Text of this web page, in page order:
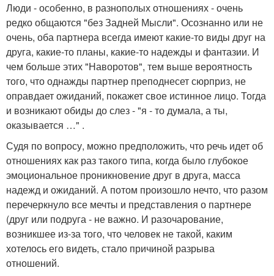
Люди - особенно, в разнополых отношениях - очень
редко общаются "без Задней Мысли". Осознанно или не
очень, оба партнера всегда имеют какие-то виды друг на
друга, какие-то планы, какие-то надежды и фантазии. И
чем больше этих "Наворотов", тем выше вероятность
того, что однажды партнер преподнесет сюрприз, не
оправдает ожиданий, покажет свое истинное лицо. Тогда
и возникают обиды до слез - "я - то думала, а ты,
оказывается …" .
Судя по вопросу, можно предположить, что речь идет об
отношениях как раз такого типа, когда было глубокое
эмоциональное проникновение друг в друга, масса
надежд и ожиданий. А потом произошло нечто, что разом
перечеркнуло все мечты и представления о партнере
(друг или подруга - не важно. И разочарование,
возникшее из-за того, что человек не такой, каким
хотелось его видеть, стало причиной разрыва
отношений.